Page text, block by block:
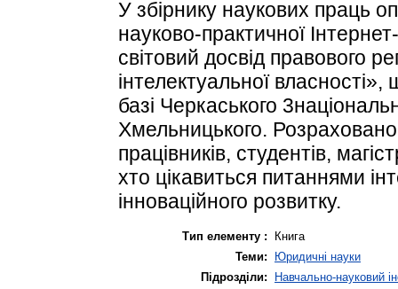
У збірнику наукових праць
науково-практичної
світовий досвід правового
інтелектуальної
базі Черкаського
Хмельницького.
працівників, студентів,
хто цікавиться питаннями
інноваційного розвитку.
Тип елементу :
Книга
Теми:
Юридичні науки
Підрозділи:
Навчально-науковий